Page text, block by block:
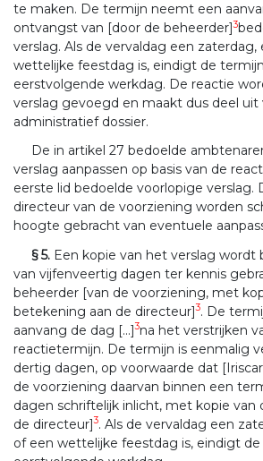
te maken. De termijn neemt een
ontvangst van [door de beheerder]3
verslag. Als de vervaldag een
wettelijke feestdag is, eindigt de
eerstvolgende werkdag. De reactie
verslag gevoegd en maakt dus deel uit
administratief dossier.
De in artikel 27 bedoelde
verslag aanpassen op basis van de
eerste lid bedoelde voorlopige verslag.
directeur van de voorziening worden
hoogte gebracht van eventuele
§ 5. Een kopie van het verslag wordt
van vijfenveertig dagen ter kennis
beheerder [van de voorziening, met
betekening aan de directeur]3. De
aanvang de dag [...]3na het verstrijken
reactietermijn. De termijn is eenmalig
dertig dagen, op voorwaarde dat
de voorziening daarvan binnen een
dagen schriftelijk inlicht, met kopie van
de directeur]3. Als de vervaldag een
of een wettelijke feestdag is, eindigt